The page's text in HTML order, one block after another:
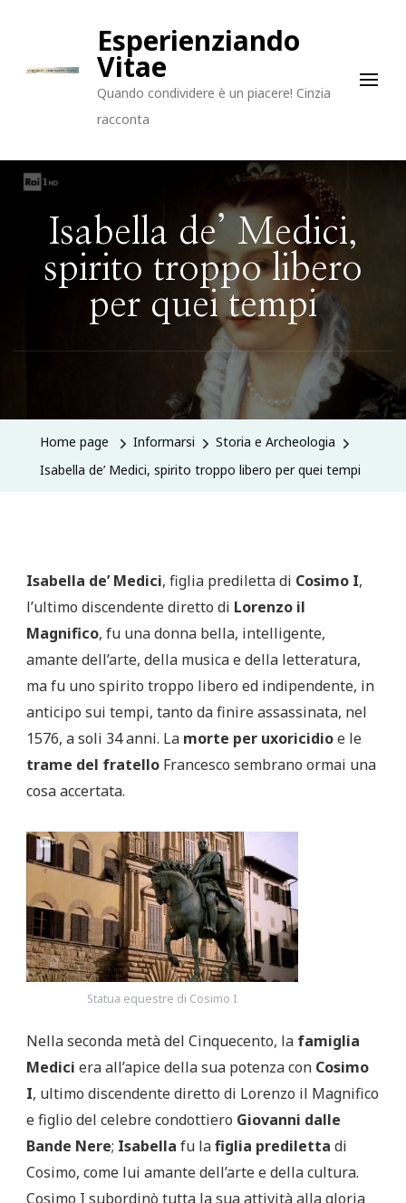
Esperienziando
Vitae
Quando condividere è un piacere! Cinzia
racconta
Isabella de’ Medici,
spirito troppo libero
per quei tempi
Home page Informarsi
Storia e Archeologia
Isabella de’ Medici, spirito troppo libero per quei tempi
Isabella de’ Medici, figlia prediletta di Cosimo I,
l’ultimo discendente diretto di Lorenzo il
Magnifico, fu una donna bella, intelligente,
amante dell’arte, della musica e della letteratura,
ma fu uno spirito troppo libero ed indipendente, in
anticipo sui tempi, tanto da finire assassinata, nel
1576, a soli 34 anni. La morte per uxoricidioe le
trame del fratello Francesco sembrano ormai una
cosa accertata.
Statua equestre di Cosimo I
Nella seconda metà del Cinquecento, la famiglia
Medici era all’apice della sua potenza con Cosimo
I, ultimo discendente diretto di Lorenzo il Magnifico
e figlio del celebre condottiero Giovanni dalle
Bande Nere; Isabella fu lafiglia prediletta di
Cosimo, come lui amante dell’arte e della cultura.
Cosimo I subordinò tutta la sua attività alla gloria